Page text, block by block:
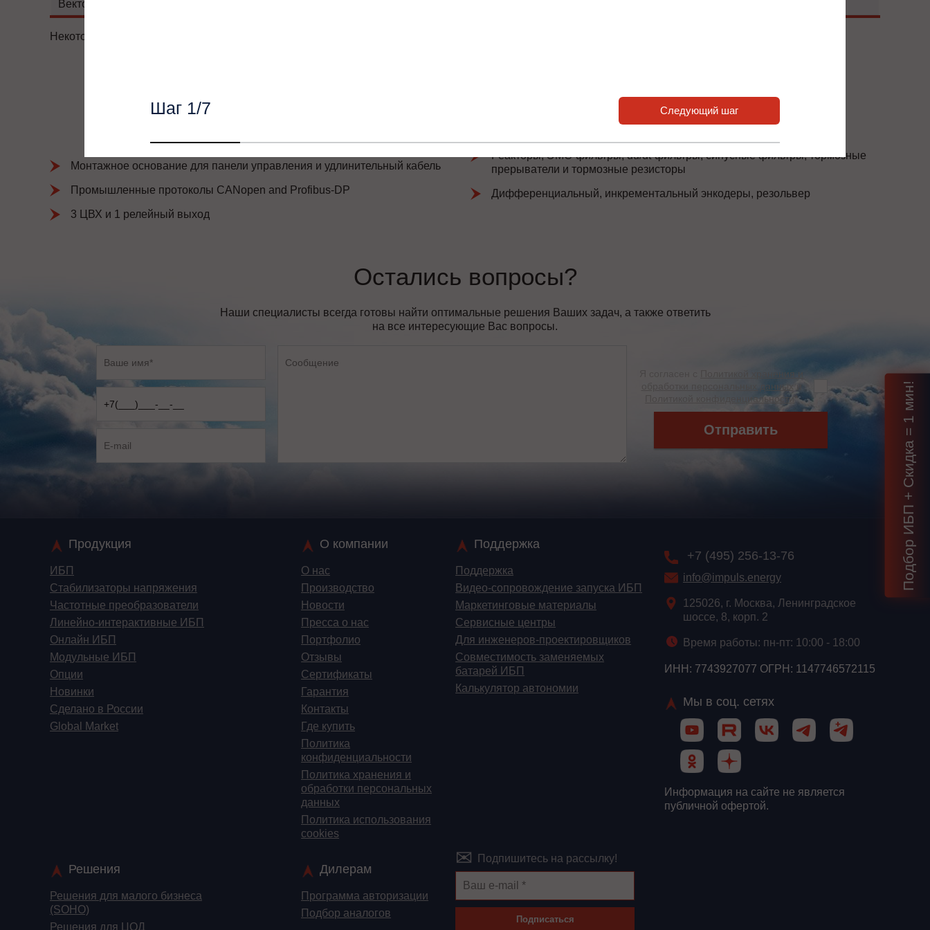
Векторное управление с обратной связью:
Некоторые характеристики товара могут изменяться. Уточняйте, пожалуйста, критичные для вас параметры у нас или наших партнёров.
Монтажное основание для панели управления и удлинительный кабель
Промышленные протоколы CANopen and Profibus-DP
3 ЦВХ и 1 релейный выход
Реакторы, ЭМС-фильтры, du/dt-фильтры, синусные фильтры, тормозные
прерыватели и тормозные резисторы
Дифференциальный, инкрементальный энкодеры, резольвер
Остались вопросы?
Наши специалисты всегда готовы найти оптимальные решения Ваших задач, а также ответить
на все интересующие Вас вопросы.
Политикой хранения и
обработки персональных данных
и
Политикой конфиденциальности *
Отправить
+7 (495) 256-13-76
info@impuls.energy
125026, г. Москва, Ленинградское
шоссе, 8, корп. 2
Время работы: пн-пт: 10:00 - 18:00
ИНН: 7743927077 ОГРН: 1147746572115
Мы в соц. сетях
Информация на сайте не является
публичной офертой.
Продукция
ИБП
Стабилизаторы напряжения
Частотные преобразователи
Линейно-интерактивные ИБП
Онлайн ИБП
Модульные ИБП
Опции
Новинки
Сделано в России
Global Market
О компании
О нас
Производство
Новости
Пресса о нас
Портфолио
Отзывы
Сертификаты
Гарантия
Контакты
Где купить
Политика
конфиденциальности
Политика хранения и
обработки персональных
данных
Политика использования
cookies
Поддержка
Поддержка
Видео-сопровождение запуска ИБП
Маркетинговые материалы
Сервисные центры
Для инженеров-проектировщиков
Cовместимость заменяемых
батарей ИБП
Калькулятор автономии
Решения
Решения для малого бизнеса
(SOHO)
Решения для ЦОД
Дилерам
Программа авторизации
Подбор аналогов
Подпишитесь на рассылку!
Подписаться
Подбор ИБП + Скидка = 1 мин!
Шаг 1/7 Следующий шаг